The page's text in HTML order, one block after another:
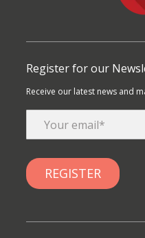
Register for our
Receive our latest news and